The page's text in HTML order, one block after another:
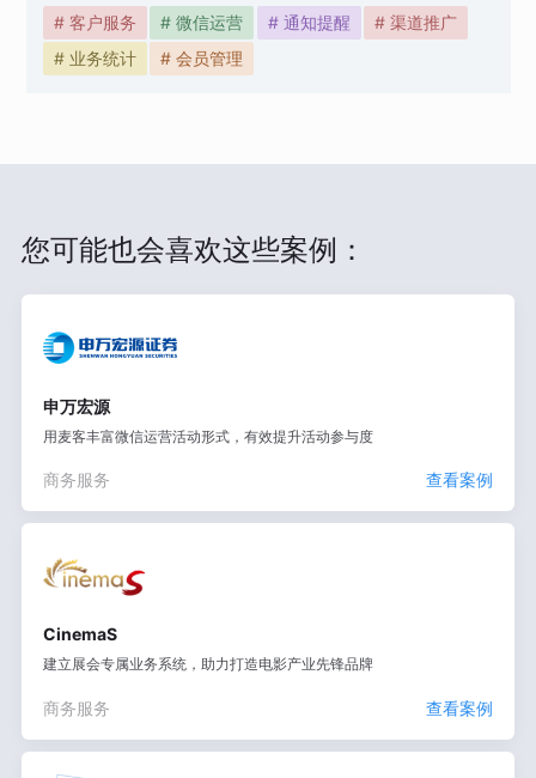
# 客户服务 # 微信运营 # 通知提醒
# 渠道推广
# 业务统计
# 会员管理
您可能也会喜欢这些案例：
申万宏源
用麦客丰富微信运营活动形式，有效提升活动参与度
商务服务 查看案例
CinemaS
建立展会专属业务系统，助力打造电影产业先锋品牌
商务服务 查看案例